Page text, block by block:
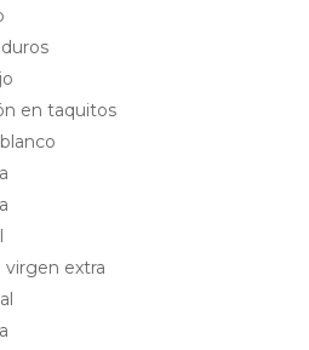
en taquitos
virgen extra